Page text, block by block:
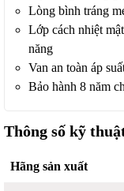
Lòng bình tráng
Lớp cách nhiệt
năng
Van an toàn áp
Bảo hành 8 năm
Thông số kỹ
Hãng sản xuất